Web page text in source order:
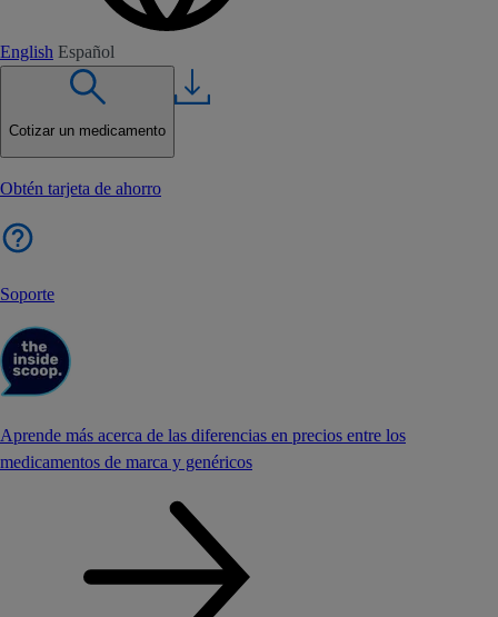
English Español
Cotizar un medicamento
Obtén tarjeta de ahorro
Soporte
Aprende más acerca de las diferencias en precios entre los
medicamentos de marca y genéricos